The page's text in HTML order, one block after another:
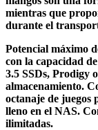
mientras que
durante el
Potencial máximo
con la capacidad
3.5 SSDs, Prodigy
almacenamiento.
octanaje de
lleno en el NAS.
ilimitadas.